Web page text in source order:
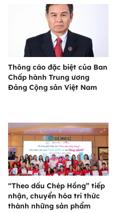
Thông cáo đặc biệt của Ban
Chấp hành Trung ương
Đảng Cộng sản Việt Nam
“Theo dấu Chép Hồng” tiếp
nhận, chuyển hóa tri thức
thành những sản phẩm